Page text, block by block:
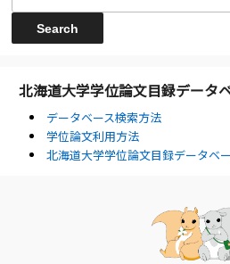
北海道大学学位論文目録データ
データベース検索方法
学位論文利用方法
北海道大学学位論文目録データベ